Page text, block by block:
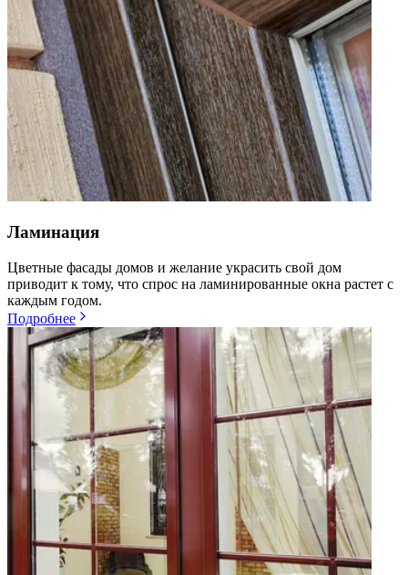
Ламинация
Цветные фасады домов и желание украсить свой дом
приводит к тому, что спрос на ламинированные окна растет с
каждым годом.
Подробнее